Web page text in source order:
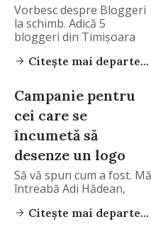
Vorbesc despre Bloggeri
la schimb. Adică 5
bloggeri din Timișoara
Citește mai departe...
Campanie pentru
cei care se
încumetă să
desenze un logo
Să vă spun cum a fost. Mă
întreabă Adi Hădean,
Citește mai departe...